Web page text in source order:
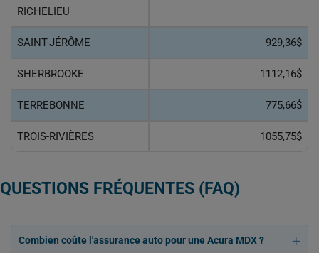
RICHELIEU
SAINT-JÉRÔME 929,36$
SHERBROOKE 1112,16$
TERREBONNE 775,66$
TROIS-RIVIÈRES 1055,75$
QUESTIONS FRÉQUENTES (FAQ)
Combien coûte l'assurance auto pour une Acura MDX ?